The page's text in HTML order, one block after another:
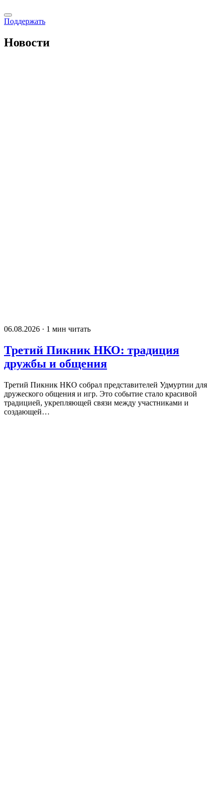
Поддержать
Новости
06.08.2026 · 1 мин читать
Третий Пикник НКО: традиция
дружбы и общения
Третий Пикник НКО собрал представителей Удмуртии для
дружеского общения и игр. Это событие стало красивой
традицией, укрепляющей связи между участниками и
создающей…